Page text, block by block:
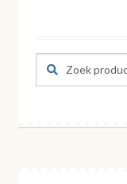
Zoeken
naar:
Zoeken